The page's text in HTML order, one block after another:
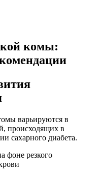
комы:
варьируются в
происходящих в
сахарного диабета.